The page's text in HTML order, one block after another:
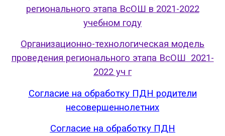
регионального этапа ВсОШ в 2021-2022
учебном году
Организационно-технологическая модель
проведения регионального этапа ВсОШ 2021-
2022 уч г
Согласие на обработку ПДН родители
несовершеннолетних
Согласие на обработку ПДН